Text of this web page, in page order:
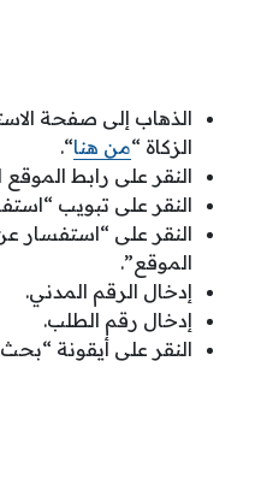
الذهاب إلى صفحة
الزكاة “من هنا“.
النقر على رابط
النقر على تبويب
النقر على “استفسار
الموقع”.
إدخال الرقم المدني.
إدخال رقم الطلب.
النقر على أيقونة